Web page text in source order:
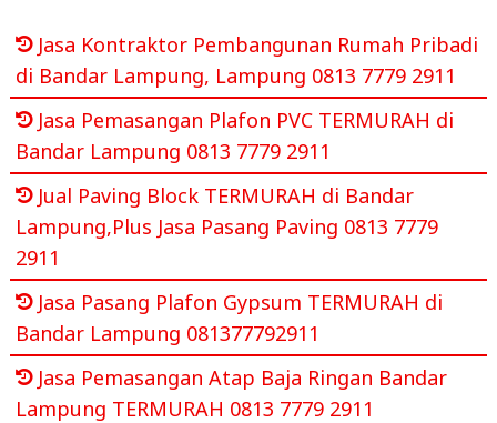
Jasa Kontraktor Pembangunan Rumah Pribadi
di Bandar Lampung, Lampung 0813 7779 2911
Jasa Pemasangan Plafon PVC TERMURAH di
Bandar Lampung 0813 7779 2911
Jual Paving Block TERMURAH di Bandar
Lampung,Plus Jasa Pasang Paving 0813 7779
2911
Jasa Pasang Plafon Gypsum TERMURAH di
Bandar Lampung 081377792911
Jasa Pemasangan Atap Baja Ringan Bandar
Lampung TERMURAH 0813 7779 2911